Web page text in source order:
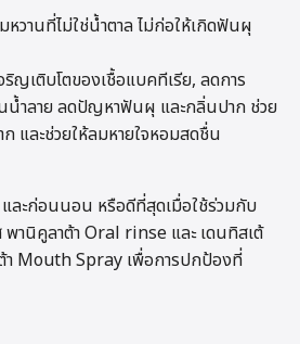
หวานที่ไม่ใช่น้ำตาล ไม่ก่อให้เกิดฟันผุ
เติบโตของเชื้อแบคทีเรีย, ลดการ
น้ำลาย ลดปัญหาฟันผุ และกลิ่นปาก ช่วย
และช่วยให้ลมหายใจหอมสดชื่น
ละก่อนนอน หรือดีที่สุดเมื่อใช้ร่วมกับ
พานิคูลาต้า Oral rinse และ เดนทิสเต้
า Mouth Spray เพื่อการปกป้องที่